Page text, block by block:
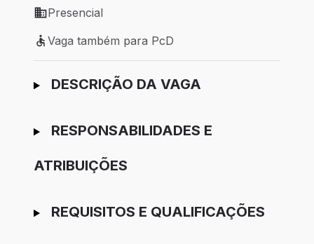
Modelo de trabalho: Presencial
Presencial
Vaga também para PcD
Vaga também para PcD
Ir para candidatura
DESCRIÇÃO DA VAGA
RESPONSABILIDADES E
ATRIBUIÇÕES
REQUISITOS E QUALIFICAÇÕES